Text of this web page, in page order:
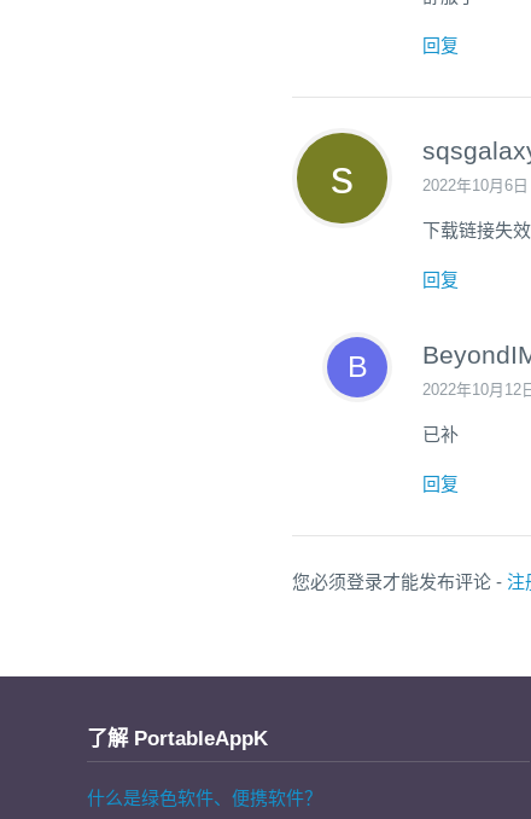
回复
2022年10月6
下载链接失
回复
2022年10月12
已补
回复
您必须登录才能发布评论 - 注
了解 PortableAppK
什么是绿色软件、便携软件？